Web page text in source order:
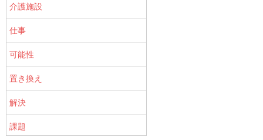
介護施設
仕事
可能性
置き換え
解決
課題